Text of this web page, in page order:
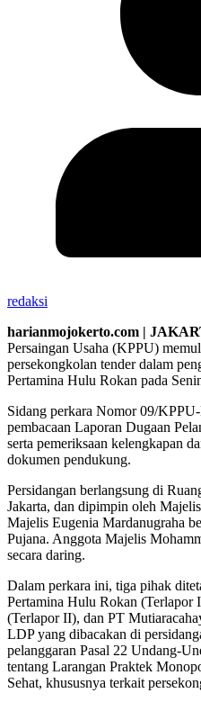
redaksi
harianmojokerto.com |
Persaingan Usaha (KPPU)
persekongkolan tender dalam
Pertamina Hulu Rokan pada
Sidang perkara Nomor 09/
pembacaan Laporan Dugaan
serta pemeriksaan kelengkapan
dokumen pendukung.
Persidangan berlangsung di
Jakarta, dan dipimpin oleh
Majelis Eugenia Mardanugraha
Pujana. Anggota Majelis
secara daring.
Dalam perkara ini, tiga pihak
Pertamina Hulu Rokan (Terlapor
(Terlapor II), dan PT
LDP yang dibacakan di
pelanggaran Pasal 22 Undang-
tentang Larangan Praktek
Sehat, khususnya terkait